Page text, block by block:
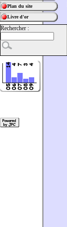
Plan du site
Livre d'or
Rechercher :